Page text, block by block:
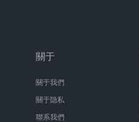
關于
關于我們
關于隐私
聯系我們